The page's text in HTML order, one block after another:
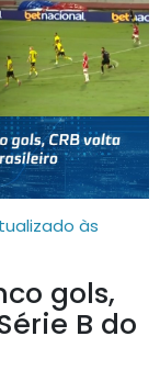
às
gols,
B do